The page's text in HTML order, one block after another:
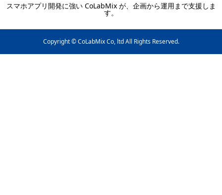
スマホアプリ開発に強い CoLabMix が、企画から運用まで支援しま
す。
Copyright © CoLabMix Co, ltd All Rights Reserved.